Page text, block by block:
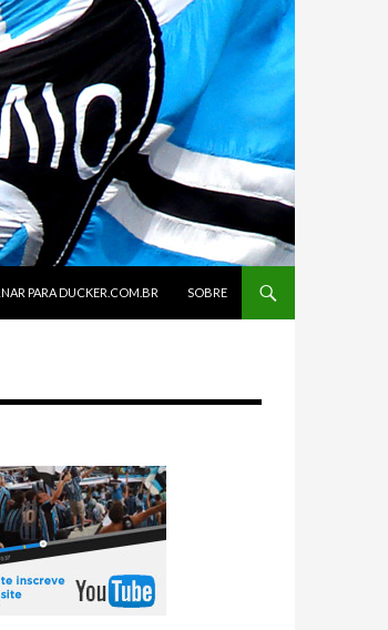
PARA DUCKER.COM.BR
SOBRE